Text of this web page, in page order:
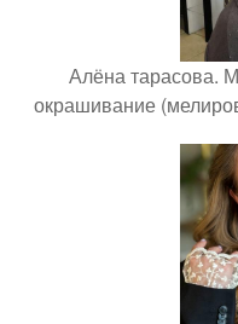
Алёна тарасова.
окрашивание